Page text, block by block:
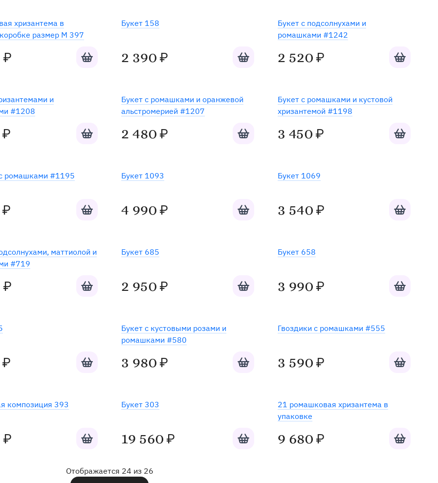
хризантема в
размер M 397
₽ Добавить в корзину
Букет 158
2 390 ₽ Добавить в корзину
Букет с подсолнухами и
ромашками #1242
2 520 ₽ Добавить в
и
#1208
₽ Добавить в корзину
Букет c ромашками и оранжевой
альстромерией #1207
2 480 ₽ Добавить в корзину
Букет с ромашками и кустовой
хризантемой #1198
3 450 ₽ Добавить в
ромашками #1195
₽ Добавить в корзину
Букет 1093
4 990 ₽ Добавить в корзину
Букет 1069
3 540 ₽ Добавить в
маттиолой и
#719
₽ Добавить в корзину
Букет 685
2 950 ₽ Добавить в корзину
Букет 658
3 990 ₽ Добавить в
₽ Добавить в корзину
Букет с кустовыми розами и
ромашками #580
3 980 ₽ Добавить в корзину
Гвоздики с ромашками #555
3 590 ₽ Добавить в
композиция 393
₽ Добавить в корзину
Букет 303
19 560 ₽ Добавить в корзину
21 ромашковая хризантема в
упаковке
9 680 ₽ Добавить в
Отображается 24 из 26